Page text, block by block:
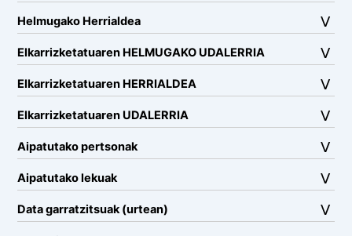
Helmugako Herrialdea
Elkarrizketatuaren HELMUGAKO UDALERRIA
Elkarrizketatuaren HERRIALDEA
Elkarrizketatuaren UDALERRIA
Aipatutako pertsonak
Aipatutako lekuak
Data garratzitsuak (urtean)